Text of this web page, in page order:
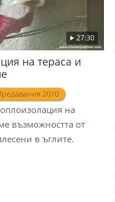
27:30
на тераса и
2010
на
възможността от
в ъглите.